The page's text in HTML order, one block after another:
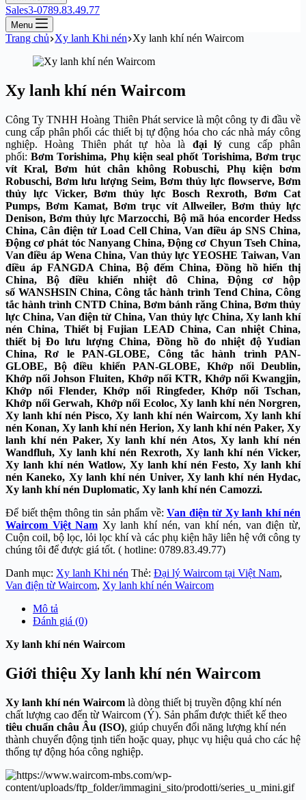
Sales3-0789.83.49.77
Menu
Trang chủ Xy lanh Khi nén Xy lanh khí nén Waircom
Xy lanh khí nén Waircom
Công Ty TNHH Hoàng Thiên Phát service là một công ty đi đầu về
cung cấp phân phối các thiết bị tự động hóa cho các nhà máy công
nghiệp. Hoàng Thiên phát tự hòa là
đại lýcung cấp phân
phối:Bơm Torishima, Phụ kiện seal phốt Torishima, Bơm trục
vít Kral, Bơm hút chân không Robuschi, Phụ kiện bơm
Robuschi, Bơm lưu lượng Seim, Bơm thủy lực flowserve, Bơm
thủy lực Vicker, Bơm thủy lực Bosch Rexroth, Bơm Cat
Pumps, Bơm Kamat, Bơm trục vít Allweiler, Bơm thủy lực
Denison, Bơm thủy lực Marzocchi, Bộ mã hóa encorder Hedss
China, Cân điện tử Load Cell China, Van điều áp SNS China,
Động cơ phát tóc Nanyang China, Động cơ Chyun Tseh China,
Van điều áp Wena China, Van thủy lực YEOSHE Taiwan, Van
điều áp FANGDA China, Bộ đếm China, Đồng hồ hiển thị
China, Bộ điều khiển nhiệt đô China, Động cơ hộp
số WANSHSIN China, Công tắc hành trình Tend China, Công
tắc hành trình CNTD China, Bơm bánh răng China, Bơm thủy
lực China, Van điện từ China, Van thủy lực China, Xy lanh khí
nén China, Thiết bị Fujian LEAD China, Can nhiệt China,
thiết bị Đo lưu lượng China, Đồng hồ đo nhiệt độ Yudian
China, Rơ le PAN-GLOBE, Công tắc hành trình PAN-
GLOBE, Bộ điều khiển PAN-GLOBE, Khớp nối Deublin,
Khớp nối Johson Fluiten, Khớp nối KTR, Khớp nối Kwangjin,
Khớp nối Flender, Khớp nối Ringfeder, Khớp nối Tschan,
Khớp nối Gerwah, Khớp nối Ecoloc, Xy lanh khí nén Norgren,
Xy lanh khí nén Pisco, Xy lanh khí nén Waircom, Xy lanh khí
nén Konan, Xy lanh khí nén Herion, Xy lanh khí nén Paker, Xy
lanh khí nén Paker, Xy lanh khí nén Atos, Xy lanh khí nén
Wandfluh, Xy lanh khí nén Rexroth, Xy lanh khí nén Vicker,
Xy lanh khí nén Watlow, Xy lanh khí nén Festo, Xy lanh khí
nén Kaneko, Xy lanh khí nén Univer, Xy lanh khí nén Hydac,
Xy lanh khí nén Duplomatic, Xy lanh khí nén Camozzi.
Để biết thệm thông tin sản phẩm về: Van điện từ Xy lanh khí nén
Waircom Việt Nam Xy lanh khí nén, van khí nén, van điện từ,
Cuộn coil, bộ lọc, lỏi lọc khí và các phụ kiện hãy liên hệ với công ty
chúng tôi để được giá tốt. ( hotline: 0789.83.49.77)
Danh mục: Xy lanh Khi nén Thẻ: Đại lý Waircom tại Việt Nam,
Van điện từ Waircom, Xy lanh khí nén Waircom
Mô tả
Đánh giá (0)
Xy lanh khí nén Waircom
Giới thiệu Xy lanh khí nén Waircom
Xy lanh khí nén Waircom là dòng thiết bị truyền động khí nén
chất lượng cao đến từ Waircom (Ý). Sản phẩm được thiết kế theo
tiêu chuẩn châu Âu (ISO), giúp chuyển đổi năng lượng khí nén
thành chuyển động tịnh tiến hoặc quay, phục vụ hiệu quả cho các hệ
thống tự động hóa công nghiệp.